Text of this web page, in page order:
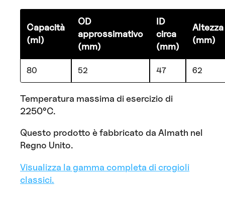
Capacità
(ml)
OD
approssimativo
(mm)
ID
circa
(mm)
Altezza
(mm)
80 52 47 62
Temperatura massima di esercizio di
2250°C.
Questo prodotto è fabbricato da Almath nel
Regno Unito.
Visualizza la gamma completa di crogioli
classici.